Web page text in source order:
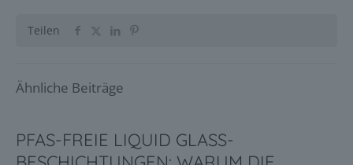
Teilen
Ähnliche Beiträge
PFAS-FREIE LIQUID GLASS-